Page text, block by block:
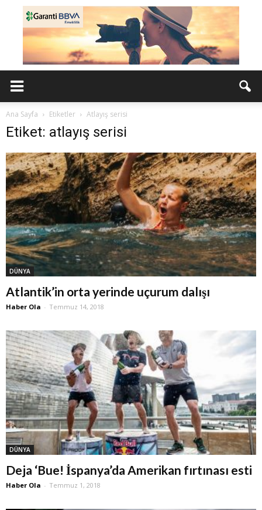
Ana Sayfa Etiketler Atlayış serisi
Etiket: atlayış serisi
DÜNYA
Atlantik’in orta yerinde uçurum dalışı
Haber Ola - Temmuz 14, 2018
DÜNYA
Deja ‘Bue! İspanya’da Amerikan fırtınası esti
Haber Ola - Temmuz 1, 2018